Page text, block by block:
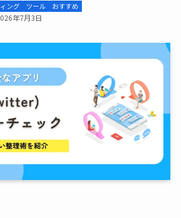
ング ツール おすすめ
年7月3日